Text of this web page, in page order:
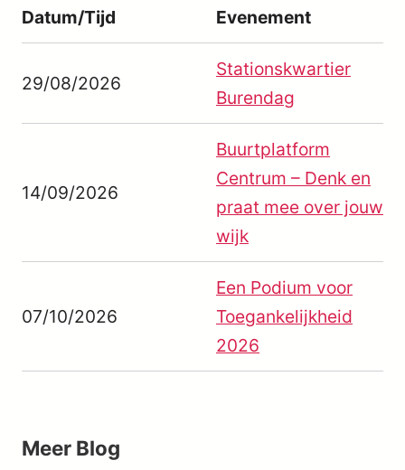
Datum/Tijd Evenement
29/08/2026
Stationskwartier
Burendag
14/09/2026
Buurtplatform
Centrum – Denk en
praat mee over jouw
wijk
07/10/2026
Een Podium voor
Toegankelijkheid
2026
Meer Blog